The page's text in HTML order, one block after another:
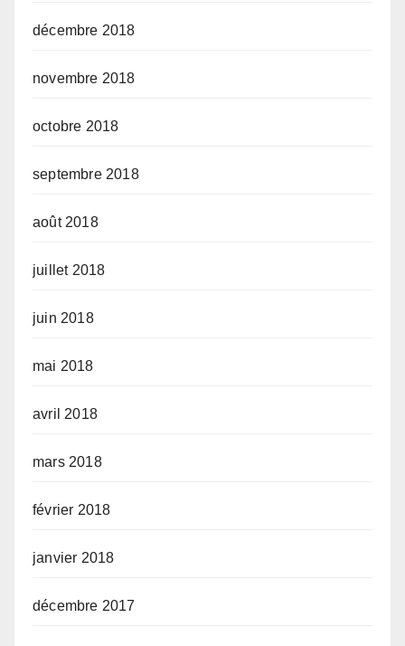
décembre 2018
novembre 2018
octobre 2018
septembre 2018
août 2018
juillet 2018
juin 2018
mai 2018
avril 2018
mars 2018
février 2018
janvier 2018
décembre 2017